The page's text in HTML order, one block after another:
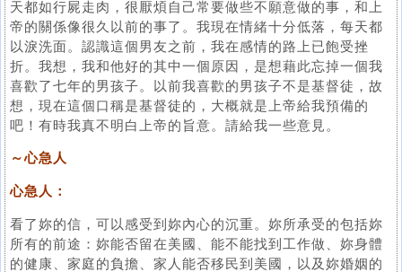
天都如行屍走肉，很厭煩自己常要做些不願意做的事，和上
帝的關係像很久以前的事了。我現在情緒十分低落，每天都
以淚洗面。認識這個男友之前，我在感情的路上已飽受挫
折。我想，我和他好的其中一個原因，是想藉此忘掉一個我
喜歡了七年的男孩子。以前我喜歡的男孩子不是基督徒，故
想，現在這個口稱是基督徒的，大概就是上帝給我預備的
吧！有時我真不明白上帝的旨意。請給我一些意見。
～心急人
心急人：
看了妳的信，可以感受到妳內心的沉重。妳所承受的包括妳
所有的前途：妳能否留在美國、能不能找到工作做、妳身體
的健康、家庭的負擔、家人能否移民到美國，以及妳婚姻的